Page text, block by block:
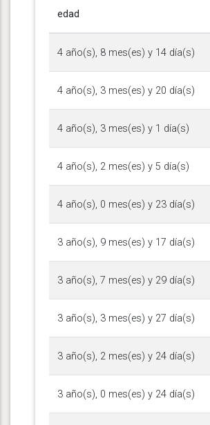
edad
4 año(s), 8 mes(es) y 14 día(s)
4 año(s), 3 mes(es) y 20 día(s)
4 año(s), 3 mes(es) y 1 día(s)
4 año(s), 2 mes(es) y 5 día(s)
4 año(s), 0 mes(es) y 23 día(s)
3 año(s), 9 mes(es) y 17 día(s)
3 año(s), 7 mes(es) y 29 día(s)
3 año(s), 3 mes(es) y 27 día(s)
3 año(s), 2 mes(es) y 24 día(s)
3 año(s), 0 mes(es) y 24 día(s)